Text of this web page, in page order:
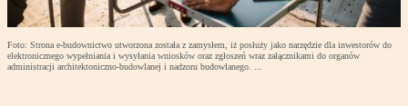
Foto: Strona e-budownictwo utworzona została z zamysłem, iż posłuży jako narzędzie dla inwestorów do
elektronicznego wypełniania i wysyłania wniosków oraz zgłoszeń wraz załącznikami do organów
administracji architektoniczno-budowlanej i nadzoru budowlanego. ...